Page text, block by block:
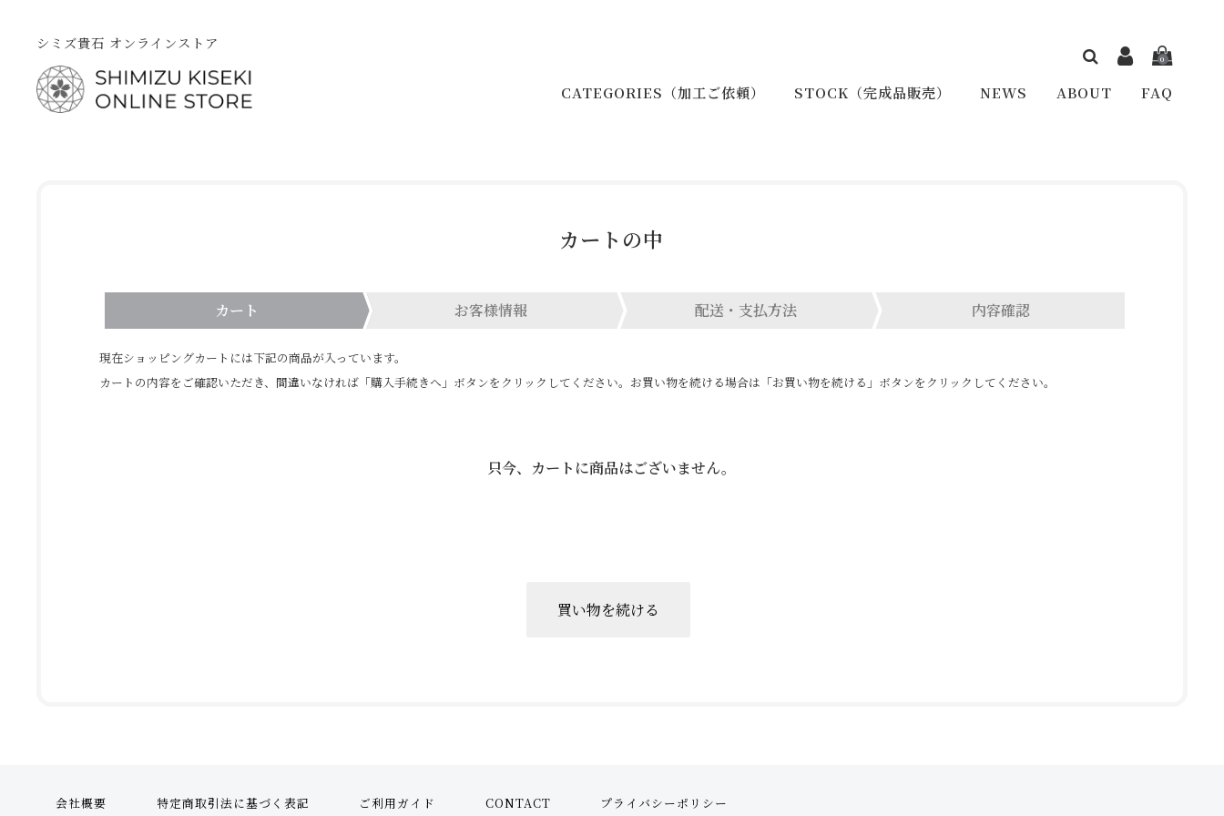
シミズ貴石 オンラインストア
0
CATEGORIES（加工ご依頼） STOCK（完成品販売） NEWS ABOUT FAQ
カートの中
カート お客様情報 配送・支払方法 内容確認
現在ショッピングカートには下記の商品が入っています。
カートの内容をご確認いただき、間違いなければ「購入手続きへ」ボタンをクリックしてください。お買い物を続ける場合は「お買い物を続ける」ボタンをクリックしてください。
只今、カートに商品はございません。
会社概要 特定商取引法に基づく表記 ご利用ガイド CONTACT プライバシーポリシー